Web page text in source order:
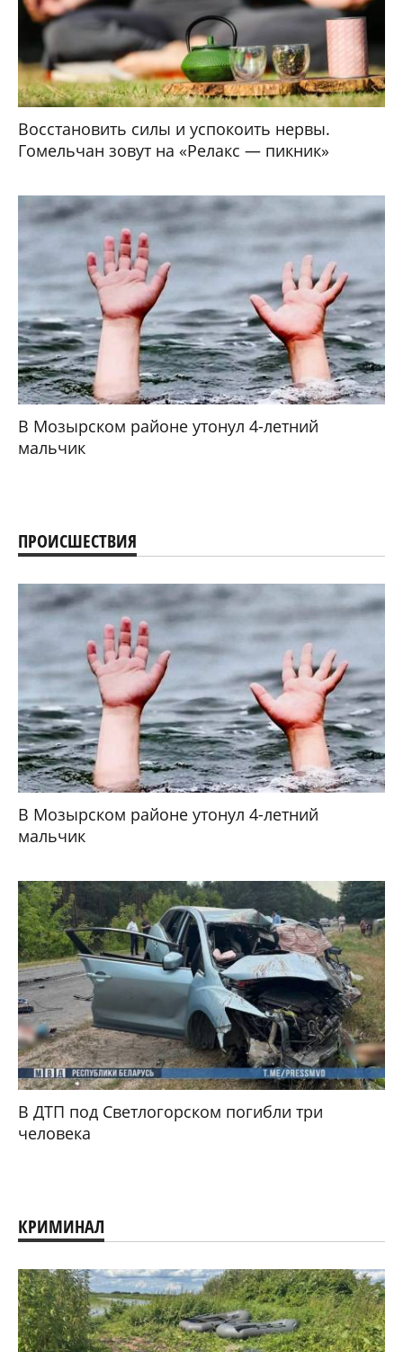
Восстановить силы и успокоить нервы.
Гомельчан зовут на «Релакс — пикник»
В Мозырском районе утонул 4-летний
мальчик
ПРОИСШЕСТВИЯ
В Мозырском районе утонул 4-летний
мальчик
В ДТП под Светлогорском погибли три
человека
КРИМИНАЛ